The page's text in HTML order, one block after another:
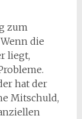
zum
die
liegt,
hat der
Mitschuld,